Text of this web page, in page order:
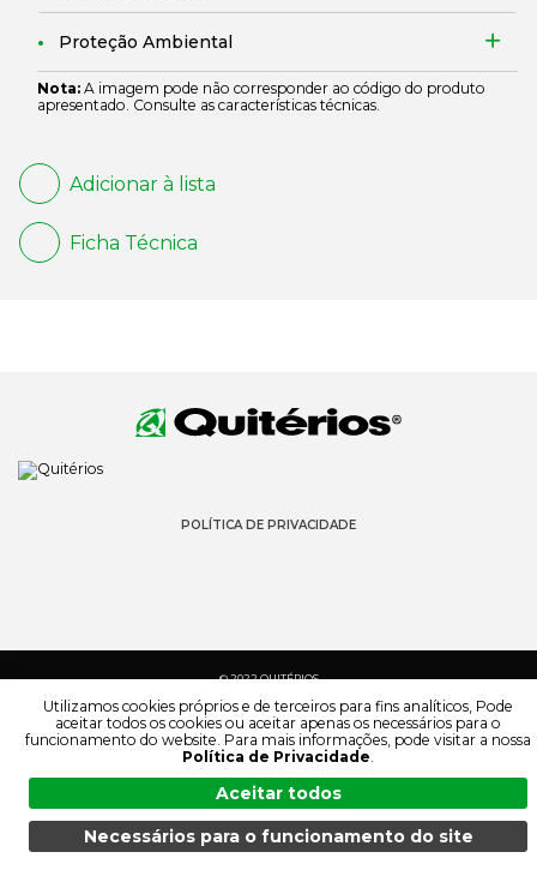
Proteção Ambiental
Nota: A imagem pode não corresponder ao código do produto
apresentado. Consulte as características técnicas.
Adicionar à lista
Ficha Técnica
POLÍTICA DE PRIVACIDADE
© 2022 QUITÉRIOS
TODOS OS DIREITOS RESERVADOS
MENU PESQUISA PRODUTOS PT
Utilizamos cookies próprios e de terceiros para fins analíticos, Pode
aceitar todos os cookies ou aceitar apenas os necessários para o
funcionamento do website. Para mais informações, pode visitar a nossa
Política de Privacidade.
Aceitar todos
Necessários para o funcionamento do site